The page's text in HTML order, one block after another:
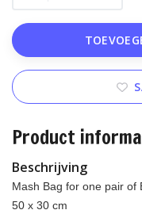
Product
Beschrijving
Mash Bag for one pair of
50 x 30 cm